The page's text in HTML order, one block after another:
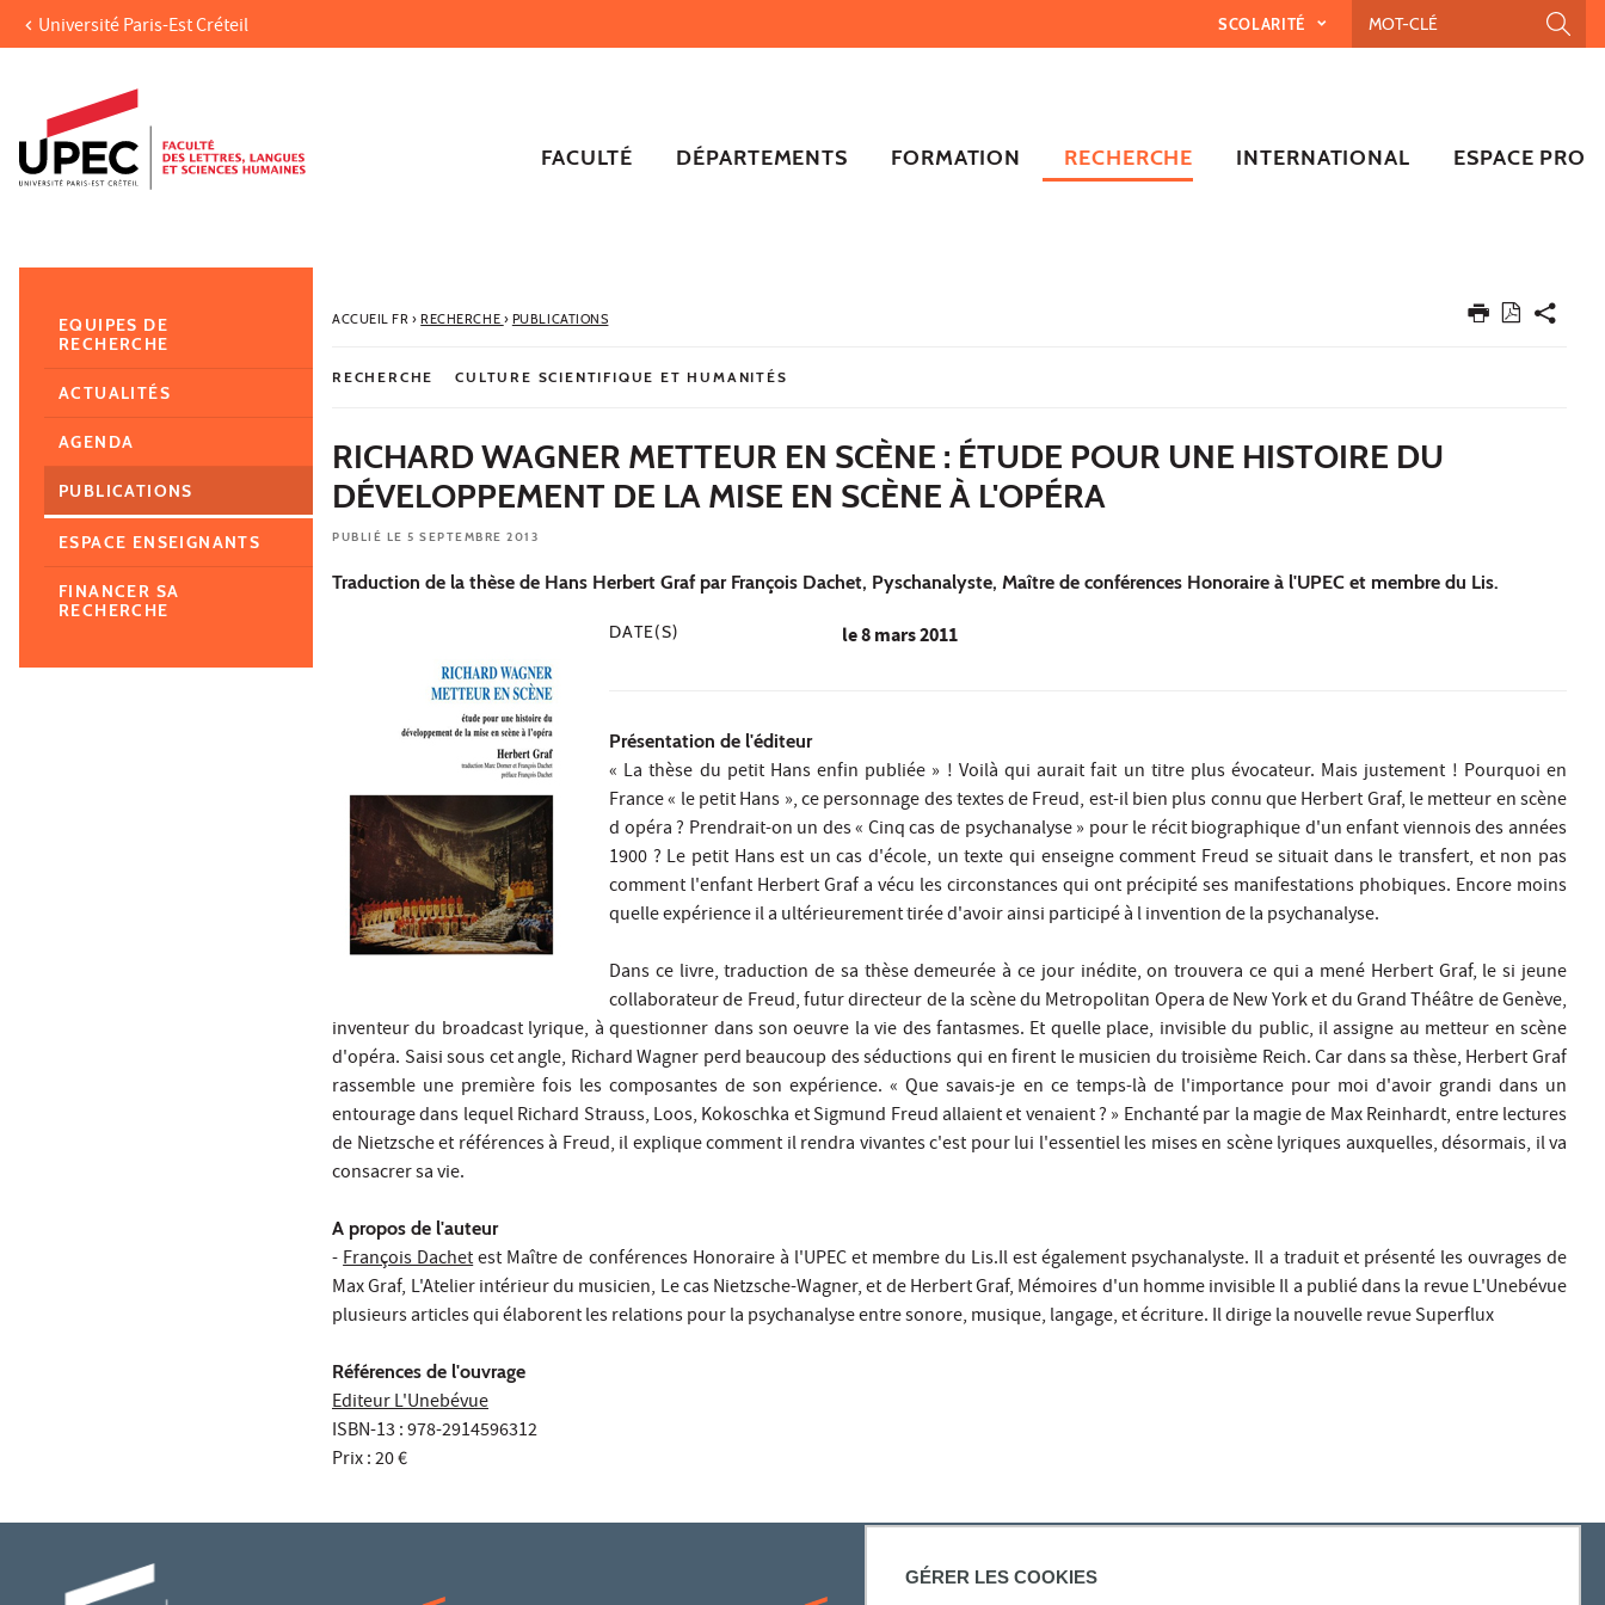
GÉRER LES COOKIES
Aller au contenu
Accès directs
Recherche
Navigation secondaire
Université Paris-Est Créteil SCOLARITÉ
FACULTÉ DÉPARTEMENTS FORMATION RECHERCHE INTERNATIONAL ESPACE PRO
ACCUEIL FR› RECHERCHE › PUBLICATIONS
RECHERCHE CULTURE SCIENTIFIQUE ET HUMANITÉS
RICHARD WAGNER METTEUR EN SCÈNE : ÉTUDE POUR UNE HISTOIRE DU
DÉVELOPPEMENT DE LA MISE EN SCÈNE À L'OPÉRA
PUBLIÉ LE 5 SEPTEMBRE 2013
Traduction de la thèse de Hans Herbert Graf par François Dachet, Pyschanalyste, Maître de conférences Honoraire à l'UPEC et membre du Lis.
DATE(S) le8 mars 2011
Présentation de l'éditeur
« La thèse du petit Hans enfin publiée » ! Voilà qui aurait fait un titre plus évocateur. Mais justement ! Pourquoi en
France « le petit Hans », ce personnage des textes de Freud, est-il bien plus connu que Herbert Graf, le metteur en scène
d opéra ? Prendrait-on un des « Cinq cas de psychanalyse » pour le récit biographique d'un enfant viennois des années
1900 ? Le petit Hans est un cas d'école, un texte qui enseigne comment Freud se situait dans le transfert, et non pas
comment l'enfant Herbert Graf a vécu les circonstances qui ont précipité ses manifestations phobiques. Encore moins
quelle expérience il a ultérieurement tirée d'avoir ainsi participé à l invention de la psychanalyse.
Dans ce livre, traduction de sa thèse demeurée à ce jour inédite, on trouvera ce qui a mené Herbert Graf, le si jeune
collaborateur de Freud, futur directeur de la scène du Metropolitan Opera de New York et du Grand Théâtre de Genève,
inventeur du broadcast lyrique, à questionner dans son oeuvre la vie des fantasmes. Et quelle place, invisible du public, il assigne au metteur en scène
d'opéra. Saisi sous cet angle, Richard Wagner perd beaucoup des séductions qui en firent le musicien du troisième Reich. Car dans sa thèse, Herbert Graf
rassemble une première fois les composantes de son expérience. « Que savais-je en ce temps-là de l'importance pour moi d'avoir grandi dans un
entourage dans lequel Richard Strauss, Loos, Kokoschka et Sigmund Freud allaient et venaient ? » Enchanté par la magie de Max Reinhardt, entre lectures
de Nietzsche et références à Freud, il explique comment il rendra vivantes c'est pour lui l'essentiel les mises en scène lyriques auxquelles, désormais, il va
consacrer sa vie.
A propos de l'auteur
-François Dachetest Maître de conférences Honoraire à l'UPEC et membre du Lis.Il est également psychanalyste. Il a traduit et présenté les ouvrages de
Max Graf, L'Atelier intérieur du musicien, Le cas Nietzsche-Wagner, et de Herbert Graf, Mémoires d'un homme invisible Il a publié dans la revue L'Unebévue
plusieurs articles qui élaborent les relations pour la psychanalyse entre sonore, musique, langage, et écriture. Il dirige la nouvelle revue Superflux
Références de l'ouvrage
Editeur L'Unebévue
ISBN-13 : 978-2914596312
Prix : 20 €
EQUIPES DE
RECHERCHE
ACTUALITÉS
AGENDA
PUBLICATIONS
ESPACE ENSEIGNANTS
FINANCER SA
RECHERCHE